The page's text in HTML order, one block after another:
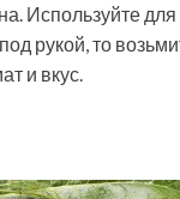
Используйте для
рукой, то
и вкус.